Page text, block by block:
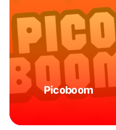
Picoboom